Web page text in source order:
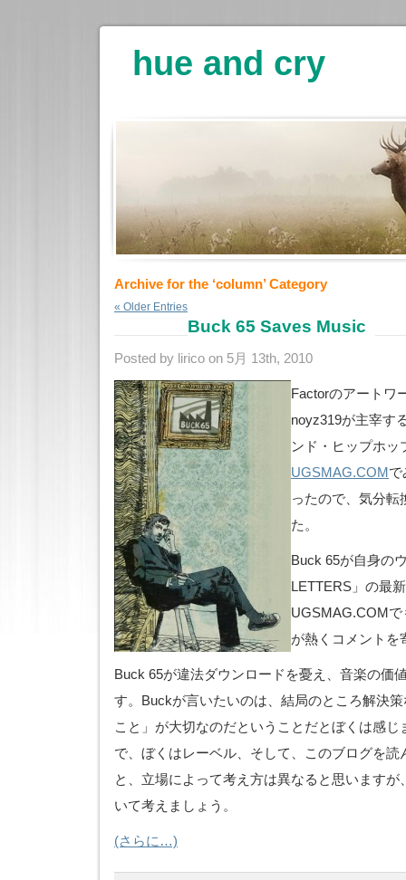
hue and cry
Archive for the ‘column’ Category
« Older Entries
Buck 65 Saves Music
Posted by lirico on 5月 13th, 2010
Factorのアートワ
noyz319が主宰す
ンド・ヒップホッ
UGSMAG.COMで
ったので、気分転
た。
Buck 65が自身の
LETTERS」の最
UGSMAG.COM
が熱くコメントを
Buck 65が違法ダウンロードを憂え、音楽の価
す。Buckが言いたいのは、結局のところ解決
こと」が大切なのだということだとぼくは感
で、ぼくはレーベル、そして、このブログを読
と、立場によって考え方は異なると思います
いて考えましょう。
(さらに…)